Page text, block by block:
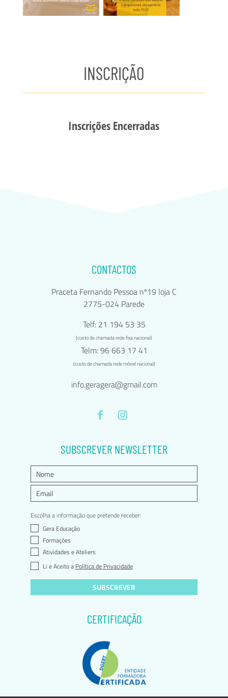
INSCRIÇÃO
Inscrições Encerradas
CONTACTOS
Praceta Fernando Pessoa nº19 loja C
2775-024 Parede
Telf: 21 194 53 35
(custo de chamada rede fixa nacional)
Telm: 96 663 17 41
(custo de chamada rede móvel nacional)
info.geragera@gmail.com
SUBSCREVER NEWSLETTER
Escolha a informação que pretende receber:
Gera Educação
Formações
Atividades e Ateliers
Li e Aceito a Política de Privacidade
SUBSCREVER
CERTIFICAÇÃO